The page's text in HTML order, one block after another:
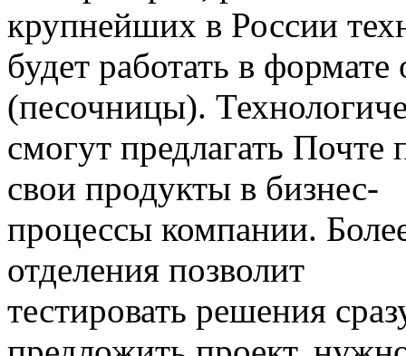
крупнейших в России
будет работать в
(песочницы).
смогут предлагать
свои продукты в бизнес-
процессы компании.
отделения позволит
тестировать решения